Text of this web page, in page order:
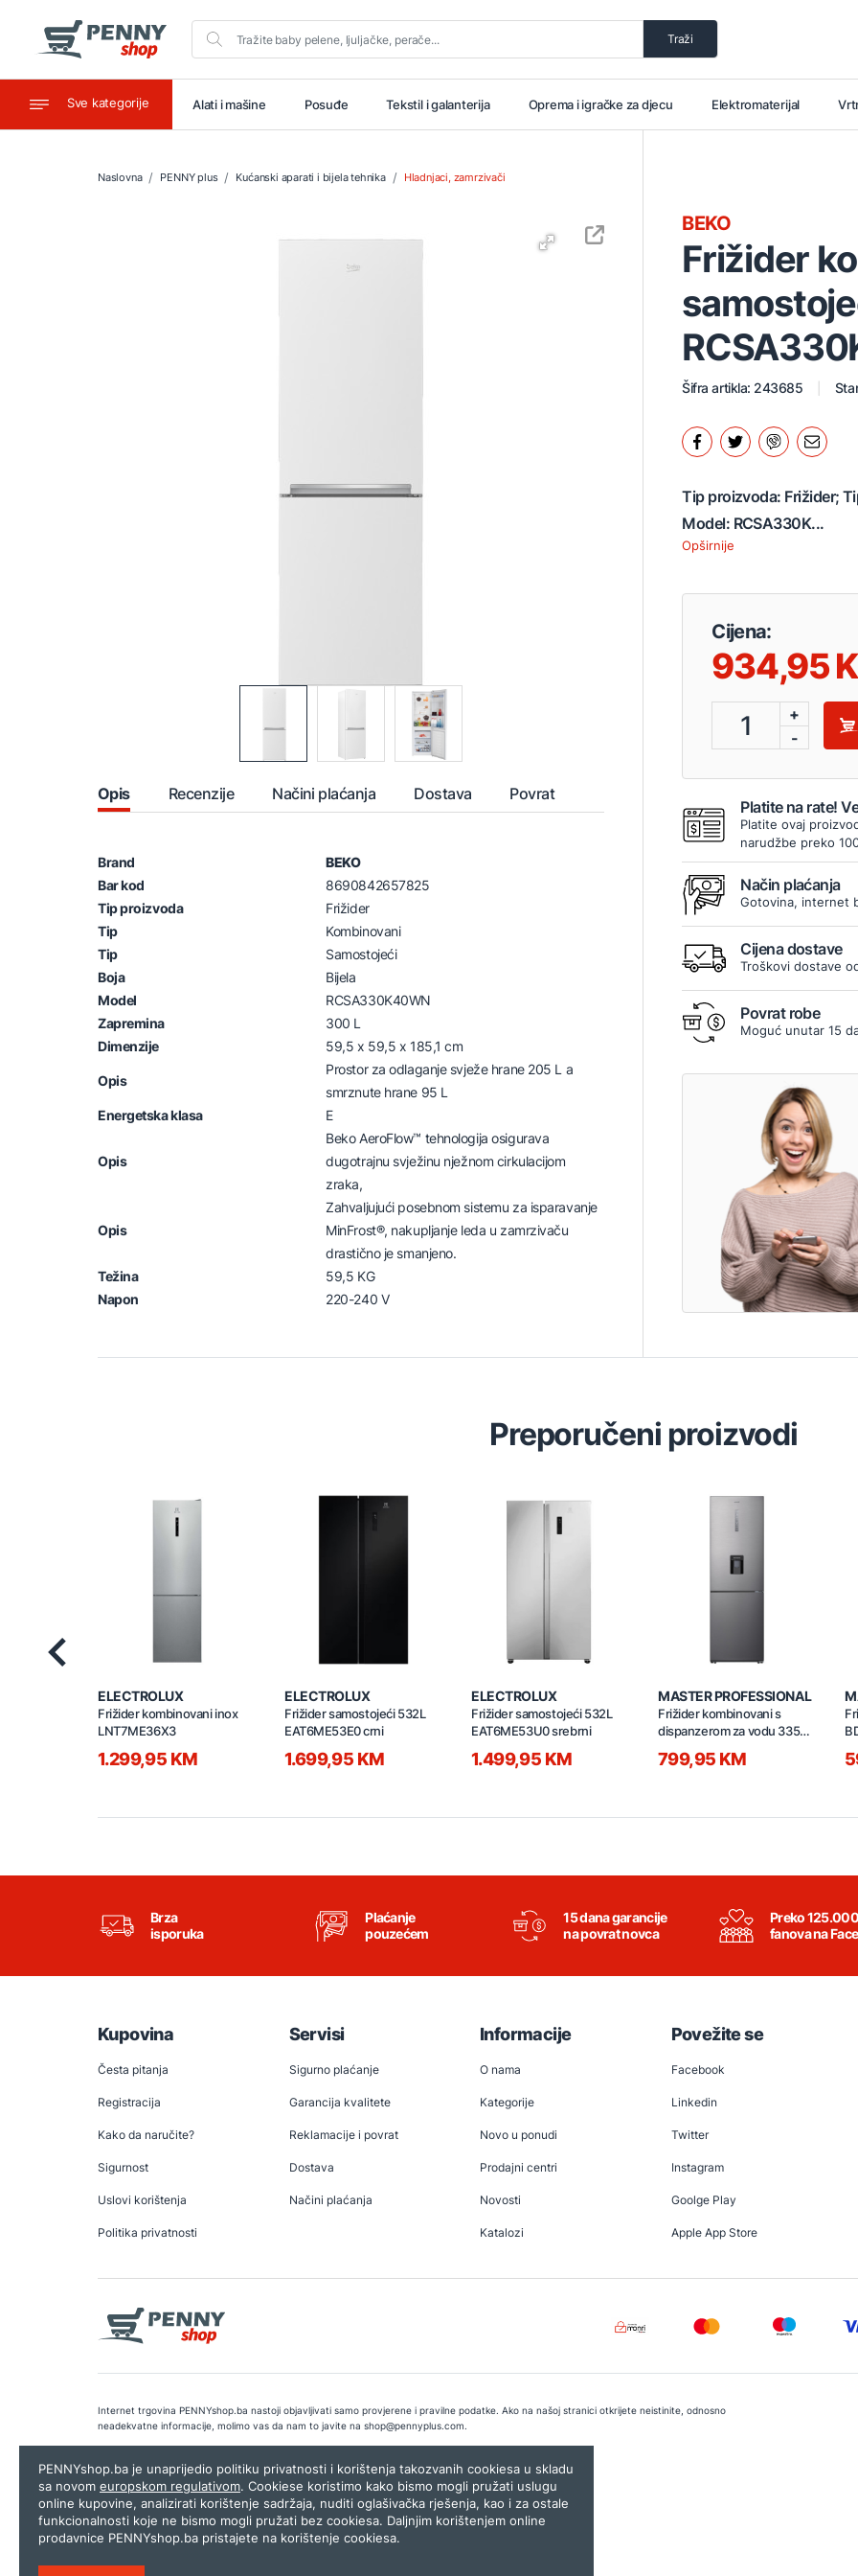
Traži
Sve kategorije
Ugostiteljstvo Alati i mašine Posuđe Tekstil i galanterija Oprema i igračke za djecu Elektromaterijal
Naslovna PENNY plus Kućanski aparati i bijela tehnika Hladnjaci, zamrzivači
Opis Recenzije Načini plaćanja Dostava Povrat
Brand
BEKO
Bar kod
8690842657825
Tip proizvoda
Frižider
Tip
Kombinovani
Tip
Samostojeći
Boja
Bijela
Model
RCSA330K40WN
Zapremina
300 L
Dimenzije
59,5 x 59,5 x 185,1 cm
Opis
Prostor za odlaganje svježe hrane 205 L a
smrznute hrane 95 L
Energetska klasa
E
Opis
Beko AeroFlow™ tehnologija osigurava
dugotrajnu svježinu nježnom cirkulacijom
zraka,
Opis
Zahvaljujući posebnom sistemu za isparavanje
MinFrost®, nakupljanje leda u zamrzivaču
drastično je smanjeno.
Težina
59,5 KG
Napon
220-240 V
Frižider
BEKO
Šifra artikla: 243685
Tip proizvoda: Frižider;
Model: RCSA330K...
Opširnije
Cijena:
934,95
1
+
-
Platite na rate!
Platite ovaj
narudžbe preko
Način plaćanja
Gotovina, internet
Cijena dostave
Troškovi dostave
Povrat robe
Moguć unutar 15
Preporučeni proizvodi
ELECTROLUX
Frižider kombinovani inox
LNT7ME36X3
1.299,95 KM
ELECTROLUX
Frižider samostojeći 532L
EAT6ME53E0 crni
1.699,95 KM
ELECTROLUX
Frižider samostojeći 532L
EAT6ME53U0 srebrni
1.499,95 KM
MASTER PROFESSIONAL
Frižider kombinovani s
dispanzerom za vodu 335L
BCD-335WEPJ sivi
799,95 KM
Brza
isporuka
Plaćanje
pouzećem
15 dana garancije
na povrat novca
Preko 125.000
fanova na
Kupovina
Česta pitanja
Registracija
Kako da naručite?
Sigurnost
Uslovi korištenja
Politika privatnosti
Servisi
Sigurno plaćanje
Garancija kvalitete
Reklamacije i povrat
Dostava
Načini plaćanja
Informacije
O nama
Kategorije
Novo u ponudi
Prodajni centri
Novosti
Katalozi
Povežite se
Facebook
Linkedin
Twitter
Instagram
Goolge Play
Apple App Store
Internet trgovina PENNYshop.ba nastoji objavljivati samo provjerene i pravilne podatke. Ako na našoj stranici otkrijete neistinite, odnosno
neadekvatne informacije, molimo vas da nam to javite na shop@pennyplus.com.
Copyright © 2026.Penny plus d.o.o. Sarajevo.Dizajn i programiranje:Lampa.ba
PENNYshop.ba je unaprijedio politiku privatnosti i korištenja takozvanih cookiesa u skladu
sa novom europskom regulativom. Cookiese koristimo kako bismo mogli pružati uslugu
online kupovine, analizirati korištenje sadržaja, nuditi oglašivačka rješenja, kao i za ostale
funkcionalnosti koje ne bismo mogli pružati bez cookiesa. Daljnjim korištenjem online
prodavnice PENNYshop.ba pristajete na korištenje cookiesa.